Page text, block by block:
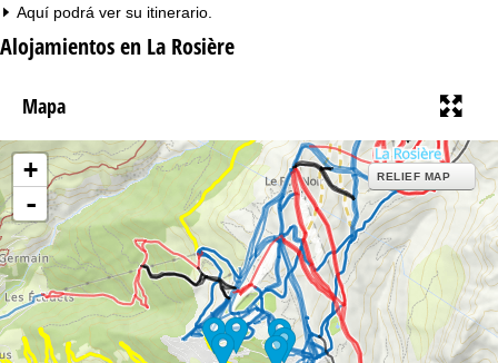
Aquí podrá ver su itinerario
Alojamientos en La Rosière
Mapa
+
-
RELIEF MAP